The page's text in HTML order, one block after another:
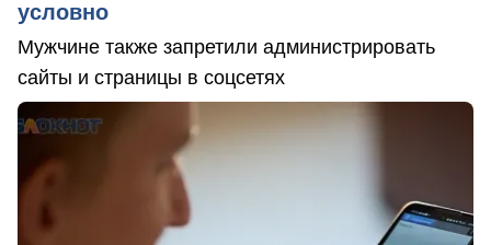
условно
Мужчине также запретили администрировать
сайты и страницы в соцсетях